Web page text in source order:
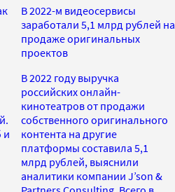
и
В 2022-м видеосервисы
заработали 5,1 млрд рублей на
продаже оригинальных
проектов
В 2022 году выручка
российских онлайн-
кинотеатров от продажи
собственного оригинального
контента на другие
платформы составила 5,1
млрд рублей, выяснили
аналитики компании J’son &